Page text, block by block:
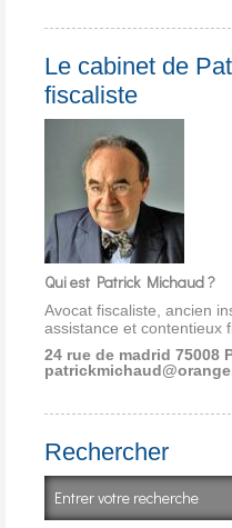
Le cabinet de
fiscaliste
Qui est Patrick Michaud ?
Avocat fiscaliste, ancien
assistance et contentieux
24 rue de madrid 75008
Rechercher